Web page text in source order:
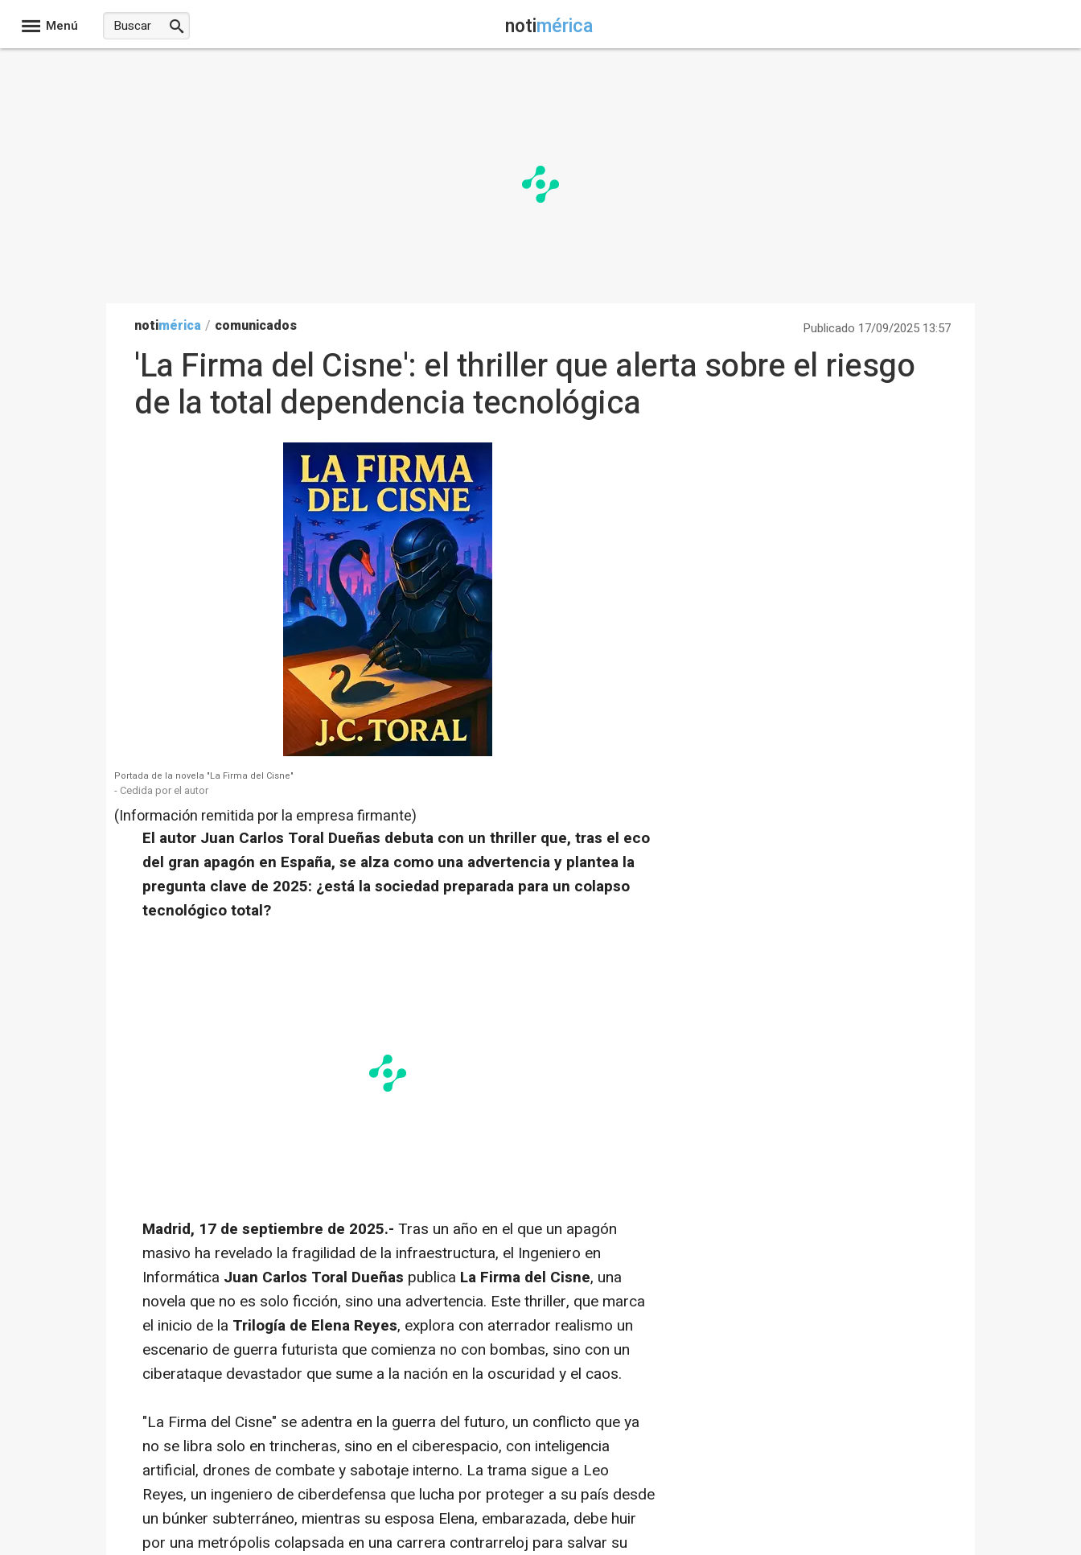
Menú notimérica
notimérica / comunicados Publicado 17/09/2025 13:57
'La Firma del Cisne': el thriller que alerta sobre el riesgo
de la total dependencia tecnológica
Portada de la novela "La Firma del Cisne"
- Cedida por el autor
(Información remitida por la empresa firmante)
El autor Juan Carlos Toral Dueñas debuta con un thriller que, tras el eco
del gran apagón en España, se alza como una advertencia y plantea la
pregunta clave de 2025: ¿está la sociedad preparada para un colapso
tecnológico total?
Madrid, 17 de septiembre de 2025.- Tras un año en el que un apagón
masivo ha revelado la fragilidad de la infraestructura, el Ingeniero en
Informática Juan Carlos Toral Dueñas publica La Firma del Cisne, una
novela que no es solo ficción, sino una advertencia. Este thriller, que marca
el inicio de la Trilogía de Elena Reyes, explora con aterrador realismo un
escenario de guerra futurista que comienza no con bombas, sino con un
ciberataque devastador que sume a la nación en la oscuridad y el caos.
"La Firma del Cisne" se adentra en la guerra del futuro, un conflicto que ya
no se libra solo en trincheras, sino en el ciberespacio, con inteligencia
artificial, drones de combate y sabotaje interno. La trama sigue a Leo
Reyes, un ingeniero de ciberdefensa que lucha por proteger a su país desde
un búnker subterráneo, mientras su esposa Elena, embarazada, debe huir
por una metrópolis colapsada en una carrera contrarreloj para salvar su